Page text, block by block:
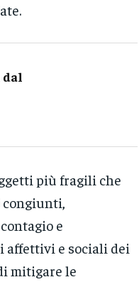
più fragili che
e
e sociali dei
mitigare le